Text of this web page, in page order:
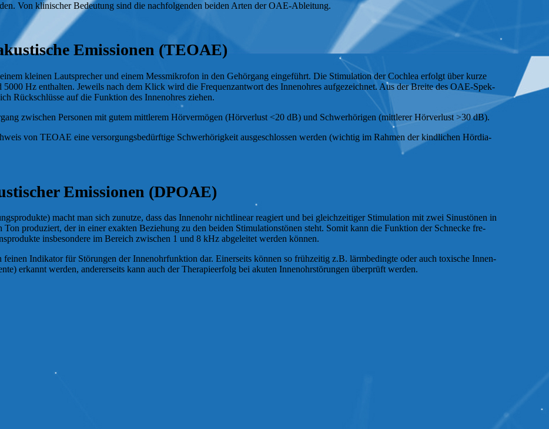
Von klinischer Bedeutung sind die nach­fol­gen­den beiden Arten der OAE-Ableitung.
Emissionen (TEOAE)
kleinen Laut­sprecher und einem Mess­mi­kro­fon in den Ge­hör­gang eingeführt. Die Sti­mu­la­tion der Cochlea erfolgt über kurze
Hz enthalten. Jeweils nach dem Klick wird die Fre­quenz­ant­wort des In­nen­oh­res auf­ge­zeich­net. Aus der Breite des OAE-Spek­
Rück­schlüs­se auf die Funk­tion des In­nen­oh­res ziehen.
zwischen Personen mit gutem mittlerem Hör­ver­mö­gen (Hörverlust <20 dB) und Schwer­hö­rigen (mittlerer Hörverlust >30 dB).
von TEOAE eine ver­sor­gungs­­be­dürf­ti­ge Schwer­hörig­keit aus­ge­schlos­sen werden (wichtig im Rahmen der kindlichen Hör­dia­
Emissionen (DPOAE)
macht man sich zunutze, dass das In­nen­oh­r nicht­linear reagiert und bei gleich­zei­tiger Stimulation mit zwei Si­nus­tö­nen in
produziert, der in einer exakten Beziehung zu den beiden Sti­mu­la­tions­tönen steht. Somit kann die Funk­tion der Schnecke fre­
ins­be­son­dere im Bereich zwischen 1 und 8 kHz abgeleitet werden können.
feinen Indikator für Störungen der In­nen­ohr­funk­tion dar. Einer­seits können so früh­zei­tig z.B. lärm­be­dingte oder auch toxische In­nen­
erkannt werden, an­derer­seits kann auch der The­ra­pie­er­folg bei akuten In­nen­ohr­stö­rungen über­prüft werden.